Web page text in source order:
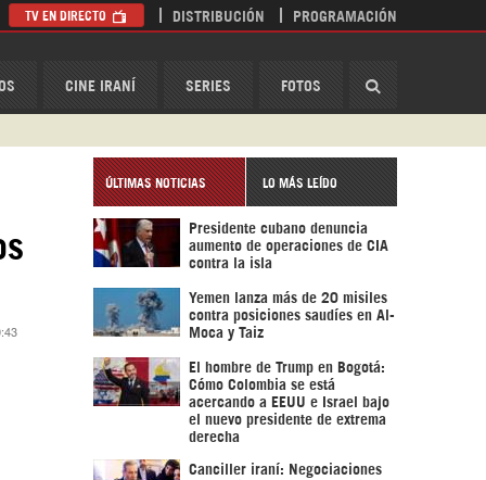
CINE IRANÍ SERIES FOTOS
TV EN DIRECTO DISTRIBUCIÓN PROGRAMACIÓN
ÚLTIMAS NOTICIAS LO MÁS LEÍDO
Presidente cubano denuncia
aumento de operaciones de CIA
contra la isla
Yemen lanza más de 20 misiles
contra posiciones saudíes en Al-
Moca y Taiz
El hombre de Trump en Bogotá:
Cómo Colombia se está
acercando a EEUU e Israel bajo
el nuevo presidente de extrema
derecha
Canciller iraní: Negociaciones